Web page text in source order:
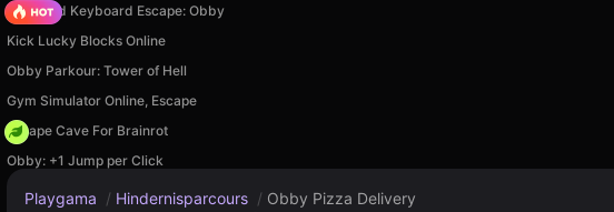
+1 Speed Keyboard Escape: Obby
Kick Lucky Blocks Online
Obby Parkour: Tower of Hell
Gym Simulator Online, Escape
Escape Cave For Brainrot
Obby: +1 Jump per Click
Playgama / Hindernisparcours / Obby Pizza Delivery